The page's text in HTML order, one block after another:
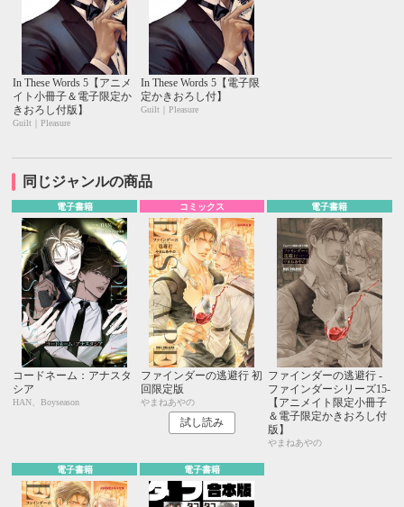
In These Words 5【アニメ
イト小冊子＆電子限定か
きおろし付版】
Guilt｜Pleasure
In These Words 5【電子限
定かきおろし付】
Guilt｜Pleasure
同じジャンルの商品
電子書籍
コードネーム：アナスタ
シア
HAN、Boyseason
コミックス
ファインダーの逃避行 初
回限定版
やまねあやの
試し読み
電子書籍
ファインダーの逃避行 -
ファインダーシリーズ15-
【アニメイト限定小冊子
＆電子限定かきおろし付
版】
やまねあやの
電子書籍 電子書籍